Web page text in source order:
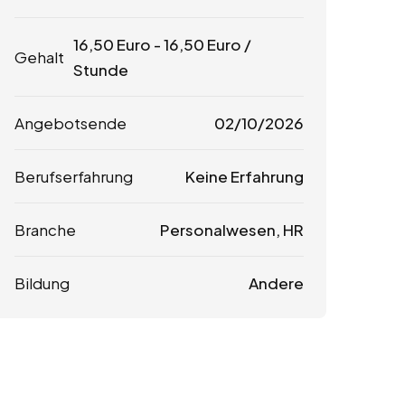
Gehalt
16,50 Euro -16,50 Euro /
Stunde
Angebotsende 02/10/2026
Berufserfahrung Keine Erfahrung
Branche Personalwesen, HR
Bildung Andere